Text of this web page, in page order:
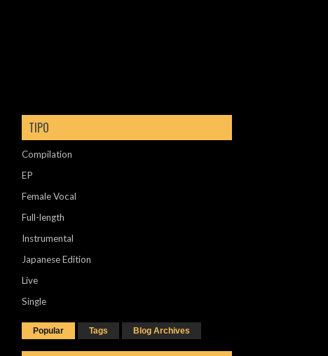
TIPO
Compilation
EP
Female Vocal
Full-length
Instrumental
Japanese Edition
Live
Single
Popular Tags Blog Archives